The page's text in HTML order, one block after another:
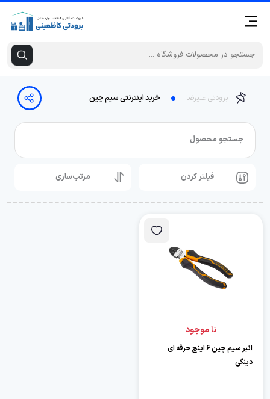
برودتی علیرضا خرید اینترنتی سیم چین
جستجو محصول
فیلتر کردن مرتب‌سازی
نا موجود
انبر سیم چین 6 اینچ حرفه ای
دینگی